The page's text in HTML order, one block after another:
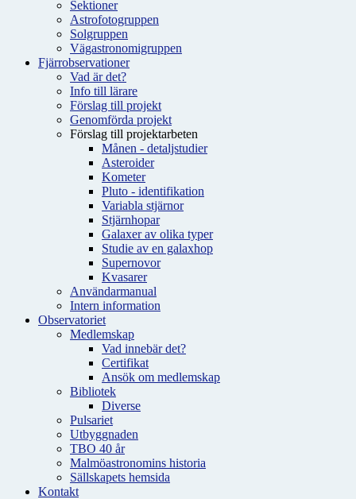
Sektioner
Astrofotogruppen
Solgruppen
Vägastronomigruppen
Fjärrobservationer
Vad är det?
Info till lärare
Förslag till projekt
Genomförda projekt
Förslag till projektarbeten
Månen - detaljstudier
Asteroider
Kometer
Pluto - identifikation
Variabla stjärnor
Stjärnhopar
Galaxer av olika typer
Studie av en galaxhop
Supernovor
Kvasarer
Användarmanual
Intern information
Observatoriet
Medlemskap
Vad innebär det?
Certifikat
Ansök om medlemskap
Bibliotek
Diverse
Pulsariet
Utbyggnaden
TBO 40 år
Malmöastronomins historia
Sällskapets hemsida
Kontakt